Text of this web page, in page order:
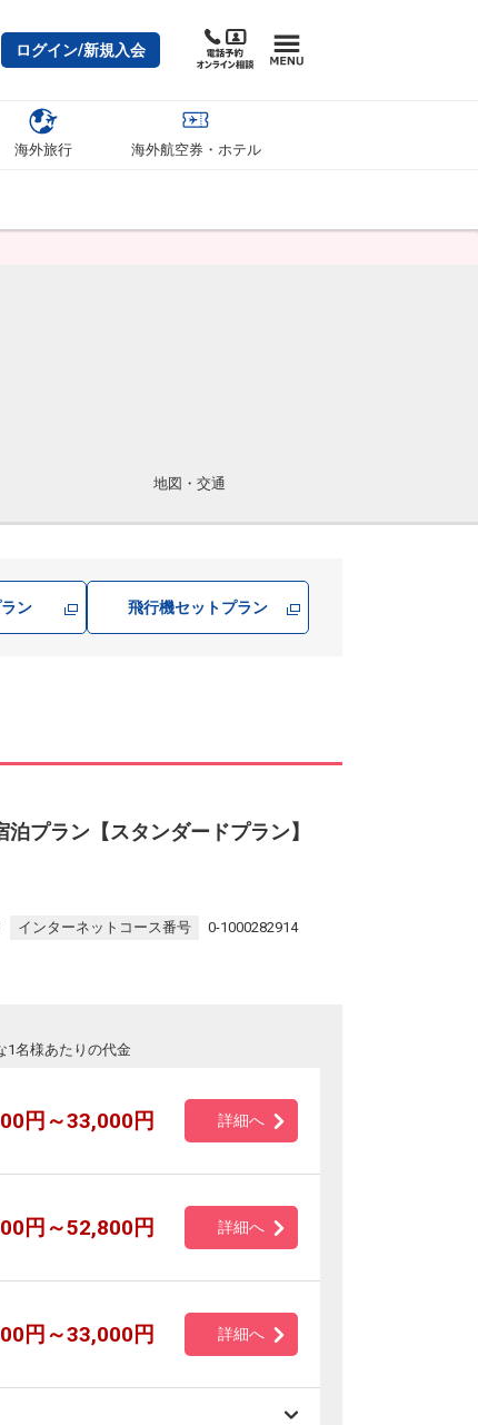
ログイン/新規入会
海外旅行 海外航空券・ホテル
地図・交通
ン 飛行機セットプラン
プラン【スタンダードプラン】
インターネットコース番号 0-1000282914
1名様あたりの代金
円～33,000円 詳細へ
円～52,800円 詳細へ
円～33,000円 詳細へ